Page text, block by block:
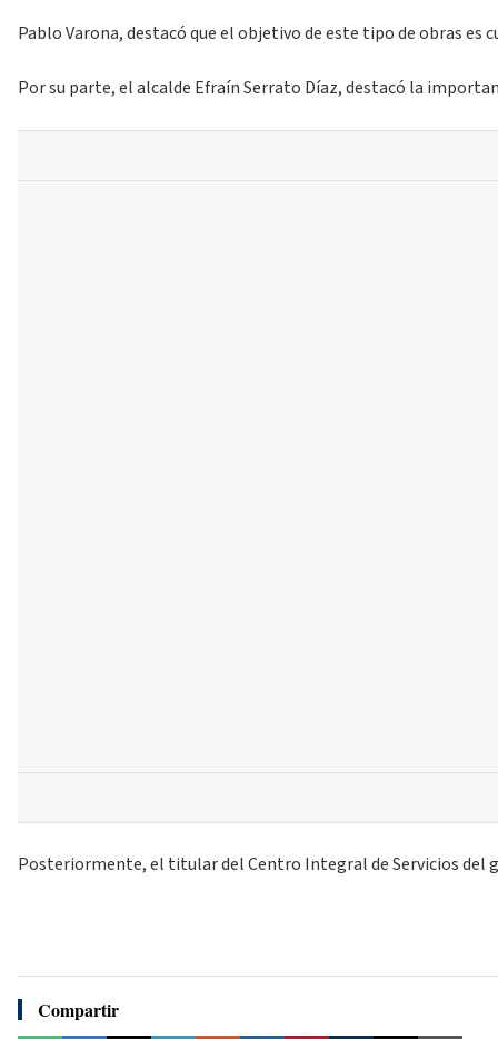
Pablo Varona, destacó que el objetivo de este tipo de obras
Por su parte, el alcalde Efraín Serrato Díaz, destacó la
Posteriormente, el titular del Centro Integral de Servicios del
Compartir